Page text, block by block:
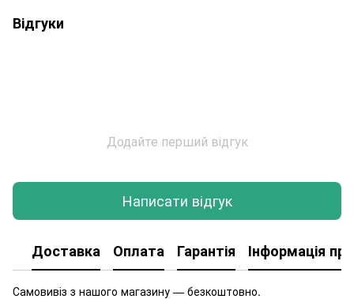
Відгуки
Додайте перший відгук
Написати відгук
Доставка Оплата Гарантія Інформація
Самовивіз з нашого магазину — безкоштовно.